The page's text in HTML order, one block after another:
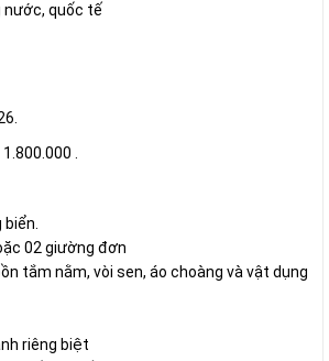
quốc tế
.
02 giường đơn
tắm nằm, vòi sen, áo choàng và vật dụng
riêng biệt